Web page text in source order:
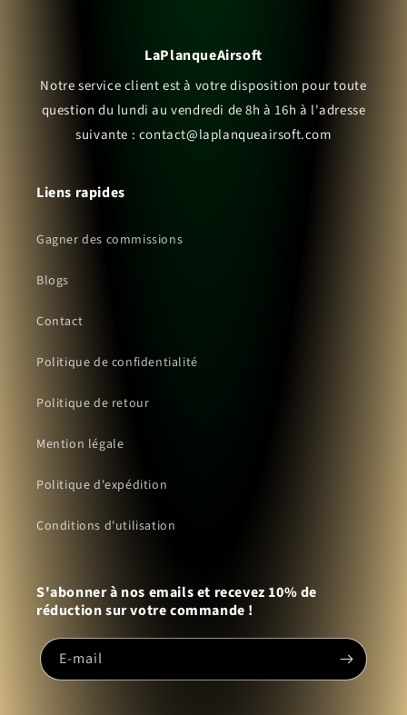
LaPlanqueAirsoft
Notre service client est à votre disposition pour toute
question du lundi au vendredi de 8h à 16h à l'adresse
suivante : contact@laplanqueairsoft.com
Liens rapides
Gagner des commissions
Blogs
Contact
Politique de confidentialité
Politique de retour
Mention légale
Politique d'expédition
Conditions d'utilisation
S'abonner à nos emails et recevez 10% de
réduction sur votre commande !
E-mail